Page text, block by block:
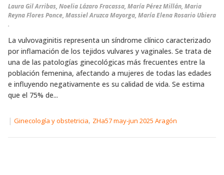
Laura Gil Arribas, Noelia Lázaro Fracassa, María Pérez Millán, Maria
Reyna Flores Ponce, Massiel Aruzca Mayorga, María Elena Rosario Ubiera
.
La vulvovaginitis representa un síndrome clínico caracterizado
por inflamación de los tejidos vulvares y vaginales. Se trata de
una de las patologías ginecológicas más frecuentes entre la
población femenina, afectando a mujeres de todas las edades
e influyendo negativamente es su calidad de vida. Se estima
que el 75% de...
| Ginecología y obstetricia, ZHa57 may-jun 2025 Aragón